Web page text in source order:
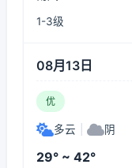
1-3级
08月13日
优
多云 阴
29° ~ 42°